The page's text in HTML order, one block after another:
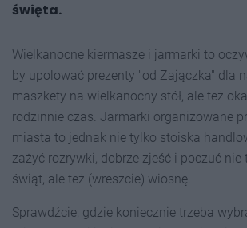
święta.
Wielkanocne kiermasze i jarmarki to
by upolować prezenty "od Zajączka" dla
maszkety na wielkanocny stół, ale też
rodzinnie czas. Jarmarki organizowane
miasta to jednak nie tylko stoiska
zażyć rozrywki, dobrze zjeść i poczuć
świąt, ale też (wreszcie) wiosnę.
Sprawdźcie, gdzie koniecznie trzeba